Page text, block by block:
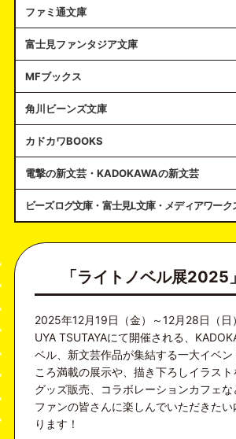
ファミ通文庫
富士見ファンタジア文庫
MFブックス
角川ビーンズ文庫
カドカワBOOKS
電撃の新文芸・KADOKAWAの新文芸
ビーズログ文庫・富士見L文庫・メディアワーク
「ライトノベル展2025
2025年12月19日（金）～12月28日（日
UYA TSUTAYAにて開催される、
ベル、新文芸作品が集結する一大イベ
ころ満載の展示や、描き下ろしイラス
グッズ販売、コラボレーションカフェ
ファンの皆さんに楽しんでいただきた
ります！